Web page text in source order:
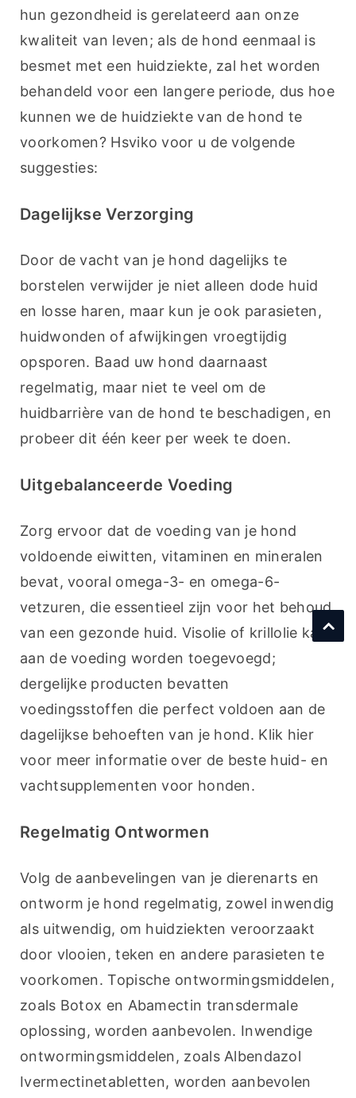
hun gezondheid is gerelateerd aan onze
kwaliteit van leven; als de hond eenmaal is
besmet met een huidziekte, zal het worden
behandeld voor een langere periode, dus hoe
kunnen we de huidziekte van de hond te
voorkomen? Hsviko voor u de volgende
suggesties:
Dagelijkse Verzorging
Door de vacht van je hond dagelijks te
borstelen verwijder je niet alleen dode huid
en losse haren, maar kun je ook parasieten,
huidwonden of afwijkingen vroegtijdig
opsporen. Baad uw hond daarnaast
regelmatig, maar niet te veel om de
huidbarrière van de hond te beschadigen, en
probeer dit één keer per week te doen.
Uitgebalanceerde Voeding
Zorg ervoor dat de voeding van je hond
voldoende eiwitten, vitaminen en mineralen
bevat, vooral omega-3- en omega-6-
vetzuren, die essentieel zijn voor het behoud
van een gezonde huid. Visolie of krillolie kan
aan de voeding worden toegevoegd;
dergelijke producten bevatten
voedingsstoffen die perfect voldoen aan de
dagelijkse behoeften van je hond. Klik hier
voor meer informatie over de beste huid- en
vachtsupplementen voor honden.
Regelmatig Ontwormen
Volg de aanbevelingen van je dierenarts en
ontworm je hond regelmatig, zowel inwendig
als uitwendig, om huidziekten veroorzaakt
door vlooien, teken en andere parasieten te
voorkomen. Topische ontwormingsmiddelen,
zoals Botox en Abamectin transdermale
oplossing, worden aanbevolen. Inwendige
ontwormingsmiddelen, zoals Albendazol
Ivermectinetabletten, worden aanbevolen